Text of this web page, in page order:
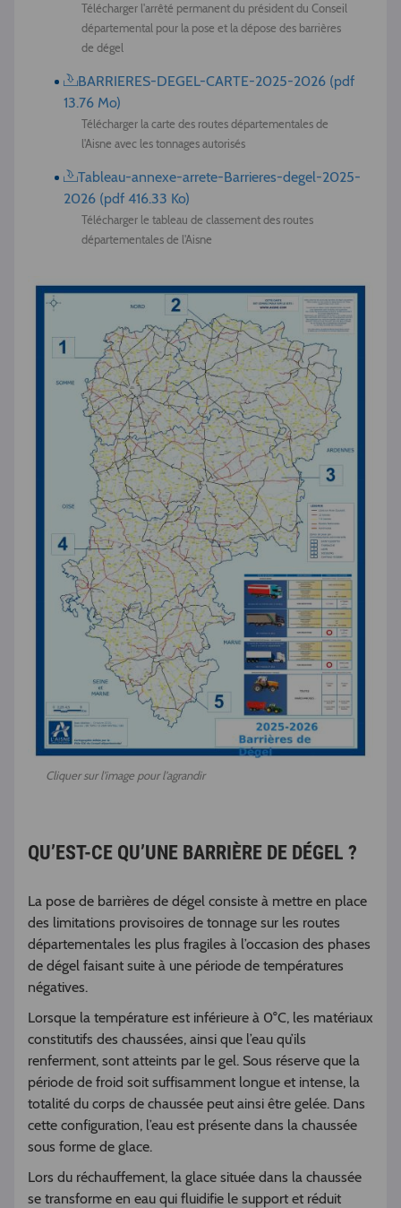
Télécharger l'arrêté permanent du président du Conseil
départemental pour la pose et la dépose des barrières
de dégel
BARRIERES-DEGEL-CARTE-2025-2026 (pdf
13.76 Mo)
Télécharger la carte des routes départementales de
l'Aisne avec les tonnages autorisés
Tableau-annexe-arrete-Barrieres-degel-2025-
2026 (pdf 416.33 Ko)
Télécharger le tableau de classement des routes
départementales de l'Aisne
Cliquer sur l'image pour l'agrandir
QU’EST-CE QU’UNE BARRIÈRE DE DÉGEL ?
La pose de barrières de dégel consiste à mettre en place
des limitations provisoires de tonnage sur les routes
départementales les plus fragiles à l’occasion des phases
de dégel faisant suite à une période de températures
négatives.
Lorsque la température est inférieure à 0°C, les matériaux
constitutifs des chaussées, ainsi que l’eau qu’ils
renferment, sont atteints par le gel. Sous réserve que la
période de froid soit suffisamment longue et intense, la
totalité du corps de chaussée peut ainsi être gelée. Dans
cette configuration, l’eau est présente dans la chaussée
sous forme de glace.
Lors du réchauffement, la glace située dans la chaussée
se transforme en eau qui fluidifie le support et réduit